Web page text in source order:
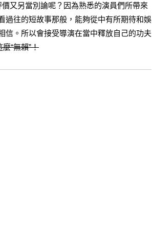
又另當別論呢？因為熟悉的演員們所帶來
過往的短故事那般，能夠從中有所期待和娛
信。所以會接受導演在當中釋放自己的功夫
“無賴”！